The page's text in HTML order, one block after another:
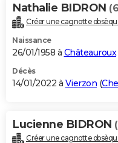
Nathalie BIDRON
Créer une cagnotte
Naissance
26/01/1958 à Châteauroux
Décès
14/01/2022 à Vierzon (
Lucienne BIDRON
Créer une cagnotte